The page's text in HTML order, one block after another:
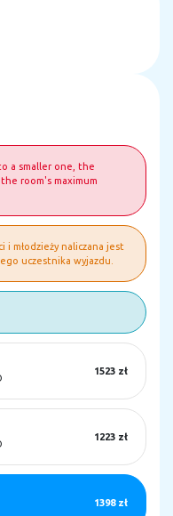
a smaller one, the
room's maximum
i młodzieży naliczana jest
uczestnika wyjazdu.
1523 zł
1223 zł
1398 zł